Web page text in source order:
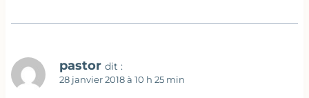
pastor dit :
28 janvier 2018 à 10 h 25 min